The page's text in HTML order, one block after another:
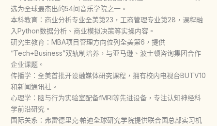
选为全球最杰出的54间音乐学院之一。
本科教育​：商业分析专业全美第23，工商管理专业第28，课程融
入Python数据分析、商业模拟决策等实操内容。
​研究生教育​：MBA项目管理方向位列全美第6，提供
“Tech+Business”双轨制培养，与亚马逊、波士顿咨询集团合作
企业课题。
传播学​：全美首批开设融媒体研究课程，拥有校内电视台BUTV10
和新闻通讯社。
​心理学​：脑与行为实验室配备fMRI等先进设备，专注认知神经科
学前沿研究。
​国际关系​：弗雷德里克·帕迪全球研究学院提供联合国总部实习机